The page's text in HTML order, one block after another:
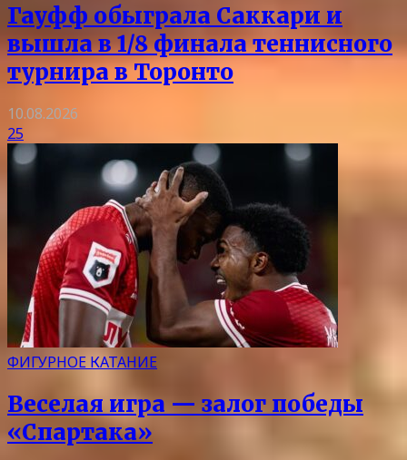
Гауфф обыграла Саккари и
вышла в 1/8 финала теннисного
турнира в Торонто
10.08.2026
25
ФИГУРНОЕ КАТАНИЕ
Веселая игра — залог победы
«Спартака»